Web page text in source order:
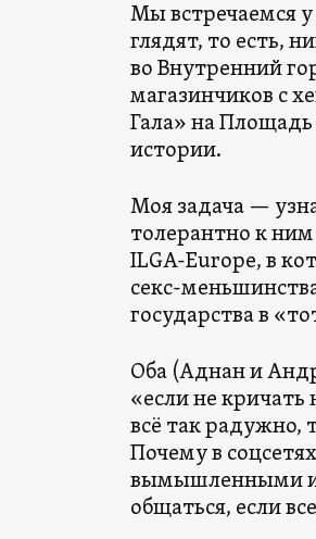
Мы встречаемся
глядят, то есть,
во Внутренний
магазинчиков с
Гала» на
истории.
Моя задача —
толерантно к
ILGA-Europe, в
секс-
государства в
Оба (Аднан и
«если не
всё так радужно,
Почему в
вымышленными
общаться, если